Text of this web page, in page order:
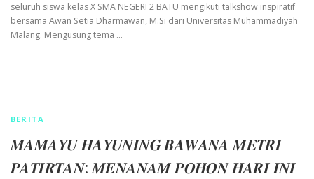
seluruh siswa kelas X SMA NEGERI 2 BATU mengikuti talkshow inspiratif
bersama Awan Setia Dharmawan, M.Si dari Universitas Muhammadiyah
Malang. Mengusung tema …
BERITA
𝑴𝑨𝑴𝑨𝒀𝑼 𝑯𝑨𝒀𝑼𝑵𝑰𝑵𝑮 𝑩𝑨𝑾𝑨𝑵𝑨 𝑴𝑬𝑻𝑹𝑰
𝑷𝑨𝑻𝑰𝑹𝑻𝑨𝑵: 𝑴𝑬𝑵𝑨𝑵𝑨𝑴 𝑷𝑶𝑯𝑶𝑵 𝑯𝑨𝑹𝑰 𝑰𝑵𝑰